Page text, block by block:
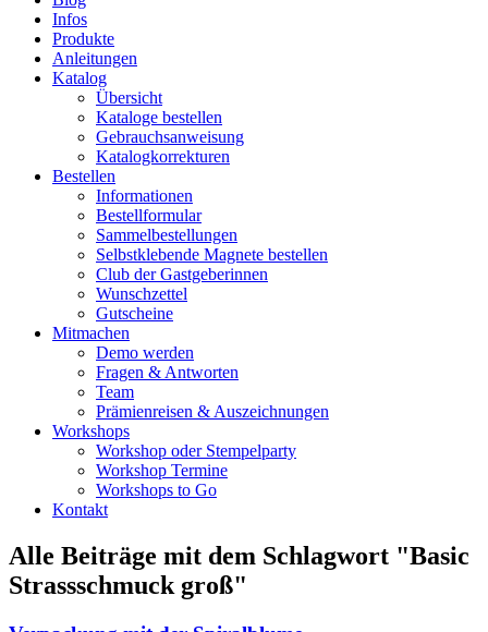
Infos
Produkte
Anleitungen
Katalog
Übersicht
Kataloge bestellen
Gebrauchsanweisung
Katalogkorrekturen
Bestellen
Informationen
Bestellformular
Sammelbestellungen
Selbstklebende Magnete bestellen
Club der Gastgeberinnen
Wunschzettel
Gutscheine
Mitmachen
Demo werden
Fragen & Antworten
Team
Prämienreisen & Auszeichnungen
Workshops
Workshop oder Stempelparty
Workshop Termine
Workshops to Go
Kontakt
Alle Beiträge mit dem Schlagwort "Basic
Strassschmuck groß"